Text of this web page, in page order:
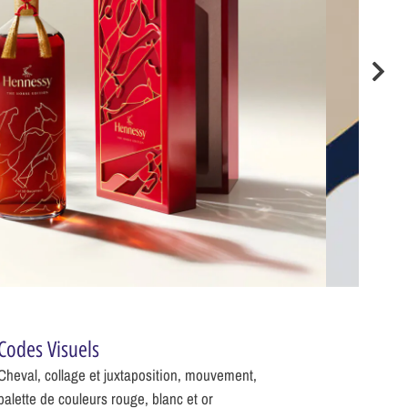
Visuels
collage et juxtaposition, mouvement,
de couleurs rouge, blanc et or